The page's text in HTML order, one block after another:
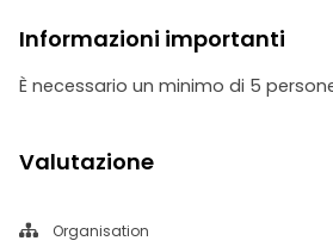
Informazioni importanti
È necessario un minimo di 5
Valutazione
Organisation